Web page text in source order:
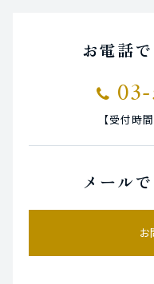
お電話
03-
【受付時
メール
お